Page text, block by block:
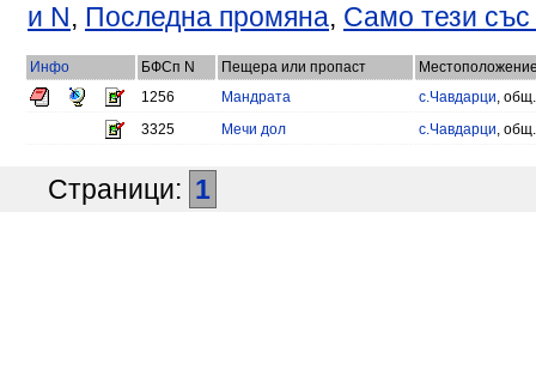
и N, Последна промяна, Само тези
Инфо БФСп N Пещера или пропаст
1256
Мандрата с.Чавдарци,
3325
Мечи дол с.Чавдарци,
Страници: 1